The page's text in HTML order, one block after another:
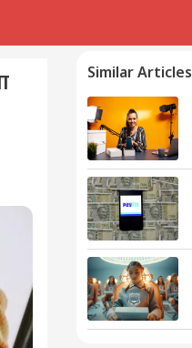
Similar Articles